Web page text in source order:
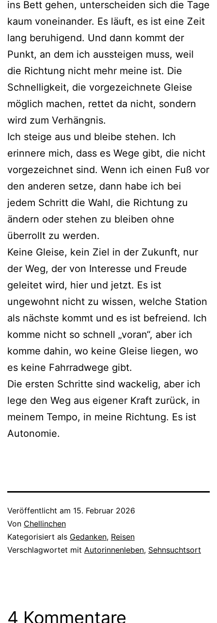
ins Bett gehen, unterscheiden sich die Tage
kaum voneinander. Es läuft, es ist eine Zeit
lang beruhigend. Und dann kommt der
Punkt, an dem ich aussteigen muss, weil
die Richtung nicht mehr meine ist. Die
Schnelligkeit, die vorgezeichnete Gleise
möglich machen, rettet da nicht, sondern
wird zum Verhängnis.
Ich steige aus und bleibe stehen. Ich
erinnere mich, dass es Wege gibt, die nicht
vorgezeichnet sind. Wenn ich einen Fuß vor
den anderen setze, dann habe ich bei
jedem Schritt die Wahl, die Richtung zu
ändern oder stehen zu bleiben ohne
überrollt zu werden.
Keine Gleise, kein Ziel in der Zukunft, nur
der Weg, der von Interesse und Freude
geleitet wird, hier und jetzt. Es ist
ungewohnt nicht zu wissen, welche Station
als nächste kommt und es ist befreiend. Ich
komme nicht so schnell „voran“, aber ich
komme dahin, wo keine Gleise liegen, wo
es keine Fahrradwege gibt.
Die ersten Schritte sind wackelig, aber ich
lege den Weg aus eigener Kraft zurück, in
meinem Tempo, in meine Richtung. Es ist
Autonomie.
Veröffentlicht am 15. Februar 2026
Von Chellinchen
Kategorisiert als Gedanken, Reisen
Verschlagwortet mit Autorinnenleben, Sehnsuchtsort
4 Kommentare